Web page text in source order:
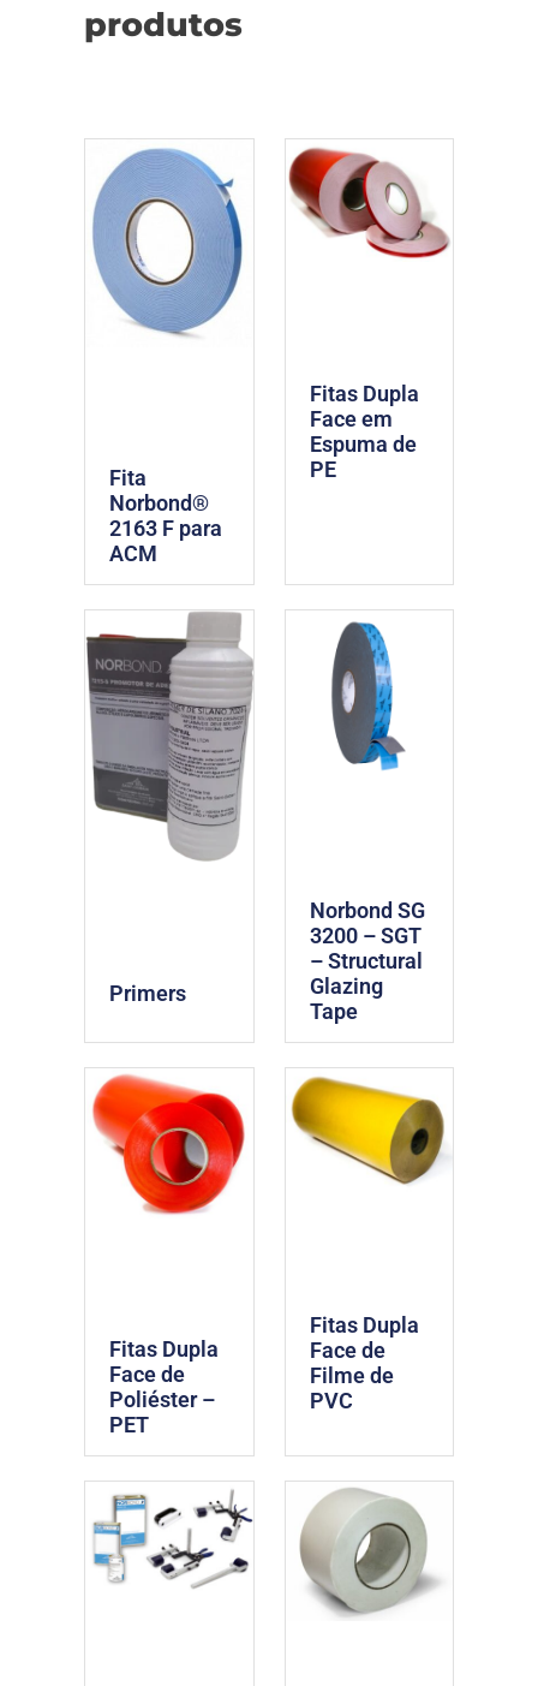
produtos
Fita
Norbond®
2163 F para
ACM
Fitas Dupla
Face em
Espuma de
PE
Primers
Norbond SG
3200 – SGT
– Structural
Glazing
Tape
Fitas Dupla
Face de
Poliéster –
PET
Fitas Dupla
Face de
Filme de
PVC